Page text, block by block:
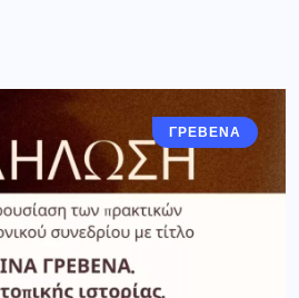
ΓΡΕΒΕΝΑ